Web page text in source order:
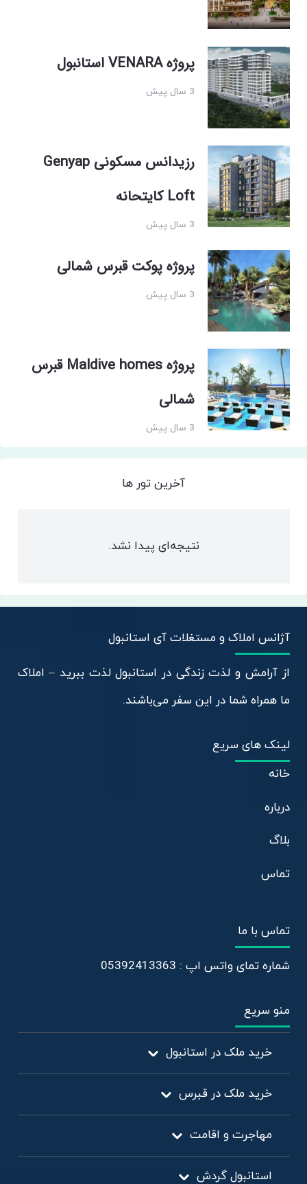
پروژه VENARA استانبول
3 سال پیش
رزیدانس مسکونی Genyap
Loft کایتحانه
3 سال پیش
پروژه پوکت قبرس شمالی
3 سال پیش
پروژه Maldive homes قبرس
شمالی
3 سال پیش
آخرین تور ها
نتیجه‌ای پیدا نشد.
آژانس املاک و مستغلات آی استانبول
از آرامش و لذت زندگی در استانبول لذت ببرید – املاک
ما همراه شما در این سفر می‌باشند.
لینک های سریع
خانه
درباره
بلاگ
تماس
تماس با ما
شماره تمای واتس اپ : 05392413363
منو سریع
خرید ملک در استانبول
خرید ملک در قبرس
مهاجرت و اقامت
استانبول گردش